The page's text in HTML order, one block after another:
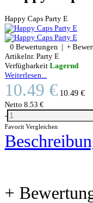
Happy Caps Party E
0 Bewertungen | +
Artikelnr. Party E
Verfügbarkeit Lagernd
Weiterlesen...
10.49 € 10.49 €
Netto 8.53 €
-
Favorit Vergleichen
+